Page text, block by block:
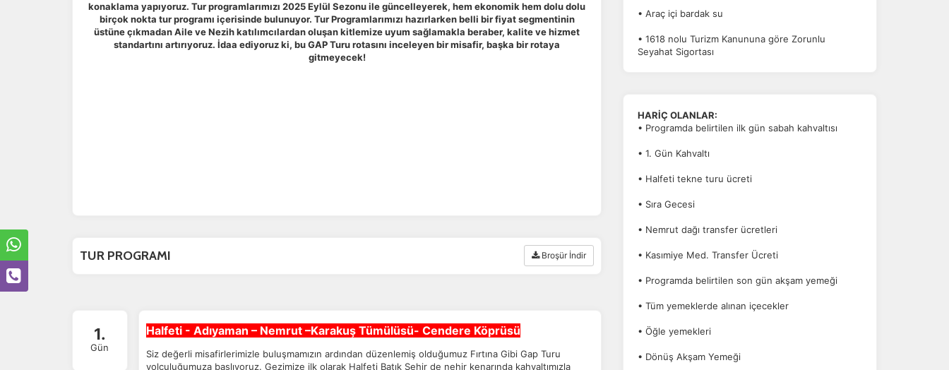
konaklama yapıyoruz. Tur programlarımızı 2025 Eylül Sezonu ile güncelleyerek, hem ekonomik hem dolu dolu
birçok nokta tur programı içerisinde bulunuyor. Tur Programlarımızı hazırlarken belli bir fiyat segmentinin
üstüne çıkmadan Aile ve Nezih katılımcılardan oluşan kitlemize uyum sağlamakla beraber, kalite ve hizmet
standartını artırıyoruz. İdaa ediyoruz ki, bu GAP Turu rotasını inceleyen bir misafir, başka bir rotaya
gitmeyecek!
TUR PROGRAMI Broşür İndir
1.
Gün
Halfeti - Adıyaman – Nemrut –Karakuş Tümülüsü- Cendere Köprüsü
Siz değerli misafirlerimizle buluşmamızın ardından düzenlemiş olduğumuz Fırtına Gibi Gap Turu
yolculuğumuza başlıyoruz. Gezimize ilk olarak Halfeti Batık Şehir de nehir kenarında kahvaltımızla
• Araç içi bardak su
• 1618 nolu Turizm Kanununa göre Zorunlu
Seyahat Sigortası
HARİÇ OLANLAR:
• Programda belirtilen ilk gün sabah kahvaltısı
• 1. Gün Kahvaltı
• Halfeti tekne turu ücreti
• Sıra Gecesi
• Nemrut dağı transfer ücretleri
• Kasımiye Med. Transfer Ücreti
• Programda belirtilen son gün akşam yemeği
• Tüm yemeklerde alınan içecekler
• Öğle yemekleri
• Dönüş Akşam Yemeği